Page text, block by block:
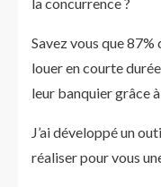
Savez vous que
louer en courte
leur banquier grâce
J’ai développé un
réaliser pour vous